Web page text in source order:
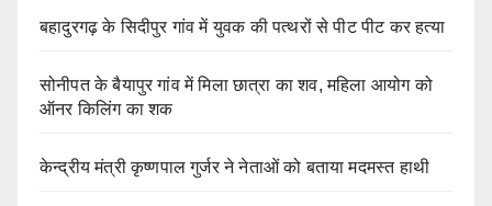
बहादुरगढ़ के सिदीपुर गांव में युवक की पत्थरों से पीट पीट कर हत्या
सोनीपत के बैयापुर गांव में मिला छात्रा का शव, महिला आयोग को
ऑनर किलिंग का शक
केन्द्रीय मंत्री कृष्णपाल गुर्जर ने नेताओं को बताया मदमस्त हाथी